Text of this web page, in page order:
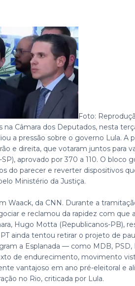
Foto:
Câmara dos Deputados, nesta
a pressão sobre o governo Lula. A
e direita, que votaram juntos para
aprovado por 370 a 110. O bloco
do parecer e reverter dispositivos
Ministério da Justiça.
Waack, da CNN. Durante a
e reclamou da rapidez com que
Hugo Motta (Republicanos-PB),
ainda tentou retirar o projeto de
a Esplanada — como MDB, PSD,
de endurecimento, movimento
vantajoso em ano pré-eleitoral e
no Rio, criticada por Lula.